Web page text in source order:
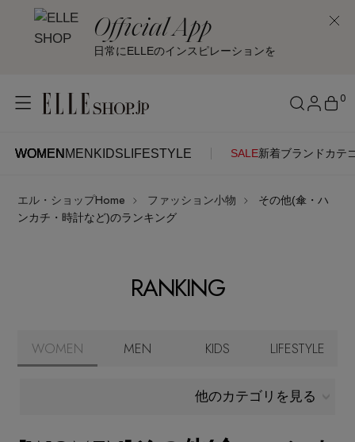
Official App
日常にELLEのインスピレーションを
WOMEN MEN KIDS LIFESTYLE SALE新着ブランド カテ
0
WOMENMENKIDSLIFESTYLE
ITEMS ログイン
いち早くお届けします。
SEE RESULTS
エル・ショップHome ファッション小物
その他(傘・ハ
ンカチ・時計など)のランキング
RANKING
WOMEN MEN KIDS LIFESTYLE
他のカテゴリを見る